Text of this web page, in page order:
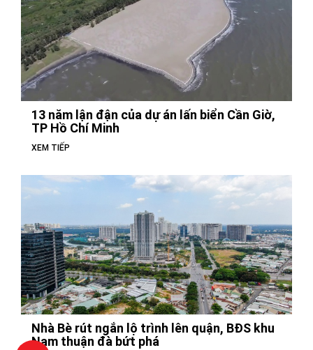
13 năm lận đận của dự án lấn biển Cần Giờ,
TP Hồ Chí Minh
XEM TIẾP
Nhà Bè rút ngắn lộ trình lên quận, BĐS khu
Nam thuận đà bứt phá